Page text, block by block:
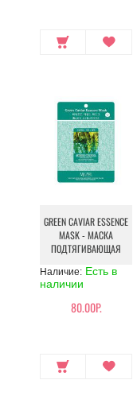
GREEN CAVIAR ESSENCE
MASK - МАСКА
ПОДТЯГИВАЮЩАЯ
Наличие: Есть в
наличии
80.00Р.